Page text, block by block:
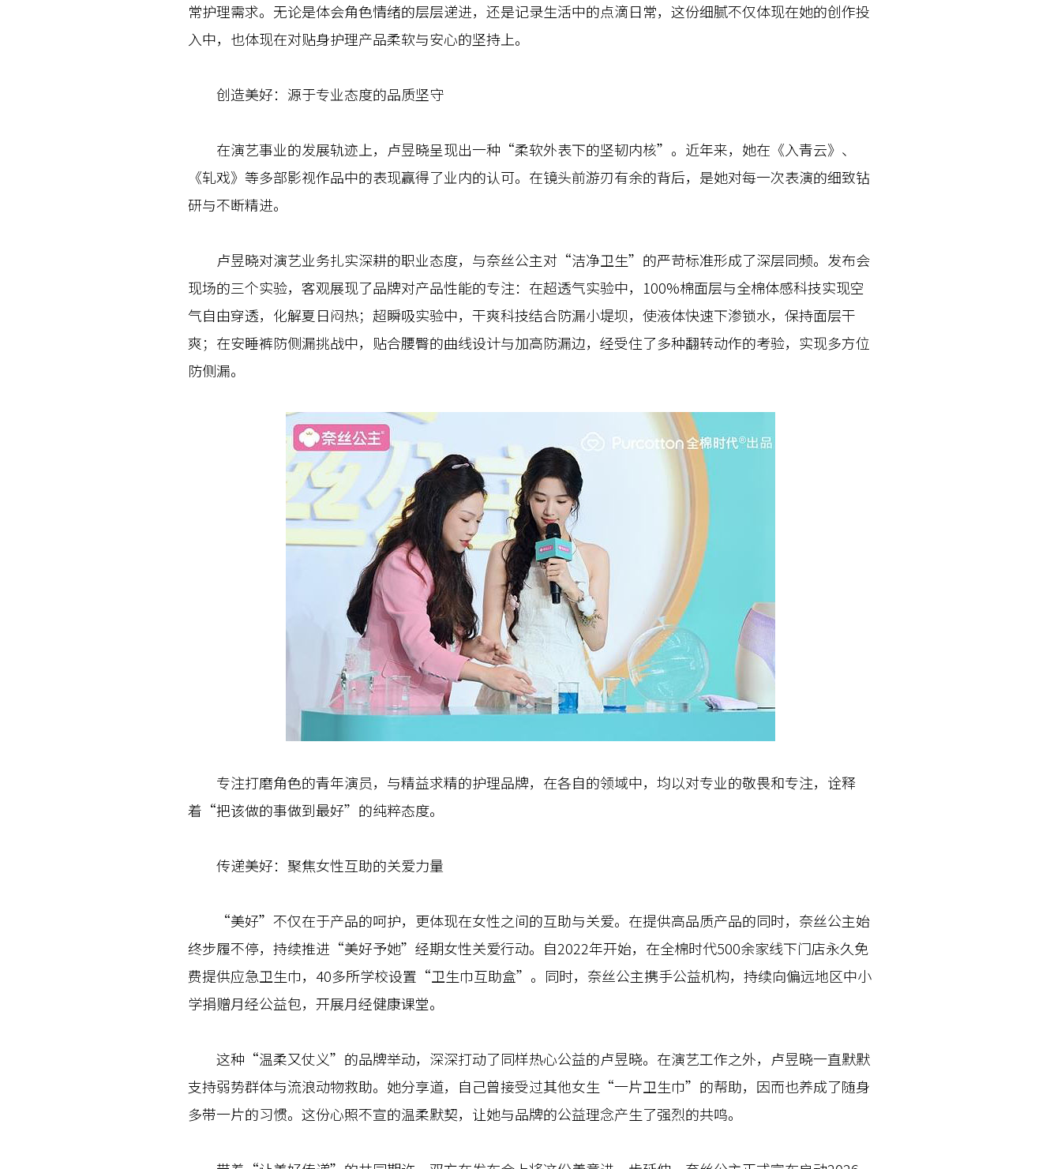
常护理需求。无论是体会角色情绪的层层递进，还是记录生活中的点滴日常，这份细腻不仅体现在她的创作投
入中，也体现在对贴身护理产品柔软与安心的坚持上。
创造美好：源于专业态度的品质坚守
在演艺事业的发展轨迹上，卢昱晓呈现出一种“柔软外表下的坚韧内核”。近年来，她在《入青云》、
《轧戏》等多部影视作品中的表现赢得了业内的认可。在镜头前游刃有余的背后，是她对每一次表演的细致钻
研与不断精进。
卢昱晓对演艺业务扎实深耕的职业态度，与奈丝公主对“洁净卫生”的严苛标准形成了深层同频。发布会
现场的三个实验，客观展现了品牌对产品性能的专注：在超透气实验中，100%棉面层与全棉体感科技实现空
气自由穿透，化解夏日闷热；超瞬吸实验中，干爽科技结合防漏小堤坝，使液体快速下渗锁水，保持面层干
爽；在安睡裤防侧漏挑战中，贴合腰臀的曲线设计与加高防漏边，经受住了多种翻转动作的考验，实现多方位
防侧漏。
专注打磨角色的青年演员，与精益求精的护理品牌，在各自的领域中，均以对专业的敬畏和专注，诠释
着“把该做的事做到最好”的纯粹态度。
传递美好：聚焦女性互助的关爱力量
“美好”不仅在于产品的呵护，更体现在女性之间的互助与关爱。在提供高品质产品的同时，奈丝公主始
终步履不停，持续推进“美好予她”经期女性关爱行动。自2022年开始，在全棉时代500余家线下门店永久免
费提供应急卫生巾，40多所学校设置“卫生巾互助盒”。同时，奈丝公主携手公益机构，持续向偏远地区中小
学捐赠月经公益包，开展月经健康课堂。
这种“温柔又仗义”的品牌举动，深深打动了同样热心公益的卢昱晓。在演艺工作之外，卢昱晓一直默默
支持弱势群体与流浪动物救助。她分享道，自己曾接受过其他女生“一片卫生巾”的帮助，因而也养成了随身
多带一片的习惯。这份心照不宣的温柔默契，让她与品牌的公益理念产生了强烈的共鸣。